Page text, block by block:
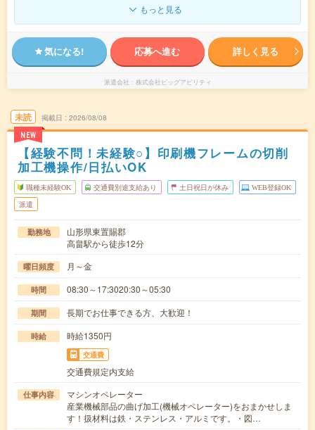
もっと見る
気になる! 応募へ進む 詳しく見る
派遣会社 株式会社ビッグアビリティ
未読
NEW
掲載日 2026/08/08
【経験不問！未経験○】印刷機フレームの切削
加工機操作/日払いOK
職種未経験OK 交通費別途支給あり 土日祝日が休み WEB登録OK
派遣
勤務地
山形県東置賜郡
高畠駅から徒歩12分
曜日頻度 月～金
時間 08:30～17:3020:30～05:30
期間 長期でお仕事できる方、大歓迎！
時給 時給1350円
交通費
交通費規定内支給
仕事内容
マシンオペレーター
産業機械部品の曲げ加工(機械オペレーター)をおまかせしま
す！扱材料は鉄・ステンレス・アルミです。・図…